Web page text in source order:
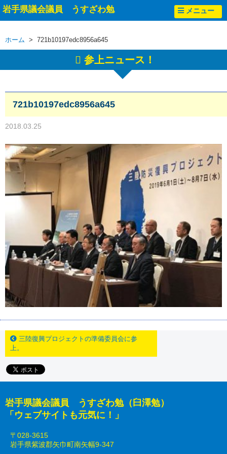
岩手県議会議員 うすざわ勉 メニュー
ホーム > 721b10197edc8956a645
参上ニュース！
721b10197edc8956a645
2018.03.25
三陸復興プロジェクトの準備委員会に参
上。
岩手県議会議員 うすざわ勉（臼澤勉）
「ウェブサイトも元気に！」
〒028-3615
岩手県紫波郡矢巾町南矢幅9-347